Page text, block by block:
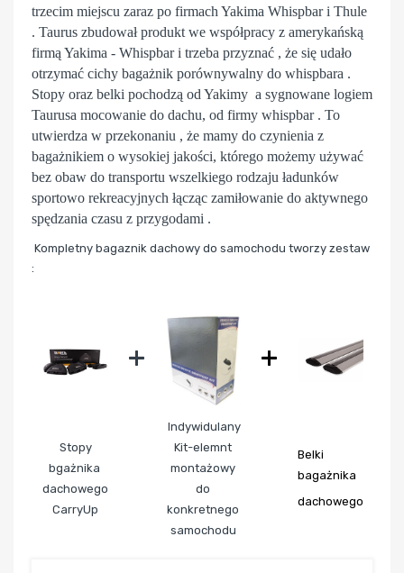
trzecim miejscu zaraz po firmach Yakima Whispbar i Thule
. Taurus zbudował produkt we współpracy z amerykańską
firmą Yakima - Whispbar i trzeba przyznać , że się udało
otrzymać cichy bagażnik porównywalny do whispbara .
Stopy oraz belki pochodzą od Yakimy a sygnowane logiem
Taurusa mocowanie do dachu, od firmy whispbar . To
utwierdza w przekonaniu , że mamy do czynienia z
bagażnikiem o wysokiej jakości, którego możemy używać
bez obaw do transportu wszelkiego rodzaju ładunków
sportowo rekreacyjnych łącząc zamiłowanie do aktywnego
spędzania czasu z przygodami .
Kompletny bagaznik dachowy do samochodu tworzy zestaw
:
+ +
Stopy
bgażnika
dachowego
CarryUp
Indywidulany
Kit-elemnt
montażowy
do
konkretnego
samochodu
Belki
bagażnika
dachowego